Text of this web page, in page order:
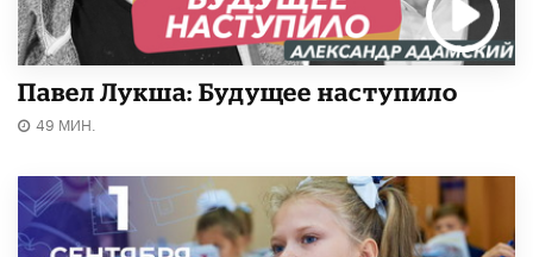
Павел Лукша: Будущее наступило
49 МИН.